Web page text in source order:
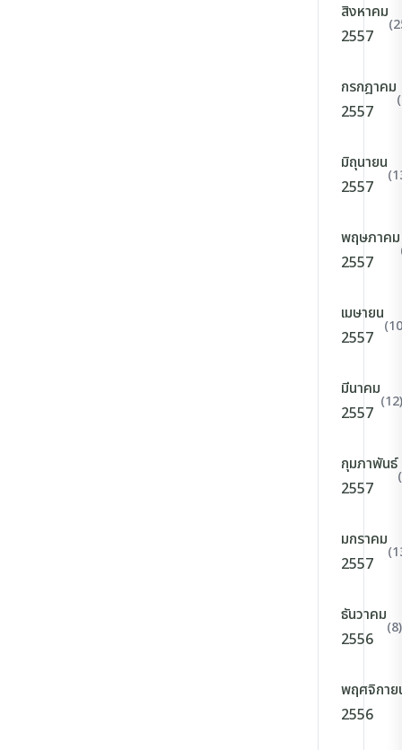
สิงหาคม
2557
กรกฎาคม
2557
มิถุนายน
2557
พฤษภาคม
2557
เมษายน
2557
มีนาคม
2557
(12)
กุมภาพันธ์
2557
มกราคม
2557
ธันวาคม
2556
(8)
พฤศจิกาย
2556